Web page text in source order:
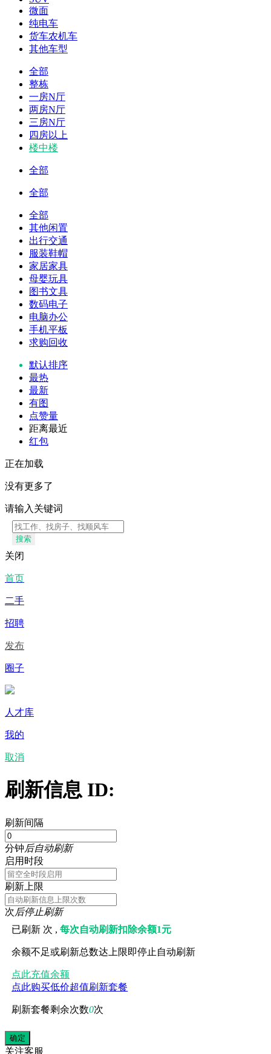
微面
纯电车
货车农机车
其他车型
全部
整栋
一房N厅
两房N厅
三房N厅
四房以上
楼中楼
全部
全部
全部
其他闲置
出行交通
服装鞋帽
家居家具
母婴玩具
图书文具
数码电子
电脑办公
手机平板
求购回收
默认排序
最热
最新
有图
点赞量
距离最近
红包
正在加载
没有更多了
请输入关键词
搜索
关闭
首页
二手
招聘
发布
圈子
人才库
我的
取消
刷新信息 ID:
刷新间隔
分钟后自动刷新
启用时段
刷新上限
次后停止刷新
已刷新 次 ,每次自动刷新扣除余额1元
余额不足或刷新总数达上限即停止自动刷新
点此充值余额
点此购买低价超值刷新套餐
刷新套餐剩余次数0次
关注客服